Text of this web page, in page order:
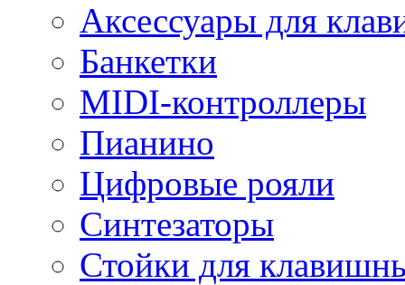
Аксессуары для
Банкетки
MIDI-контроллеры
Пианино
Цифровые рояли
Синтезаторы
Стойки для